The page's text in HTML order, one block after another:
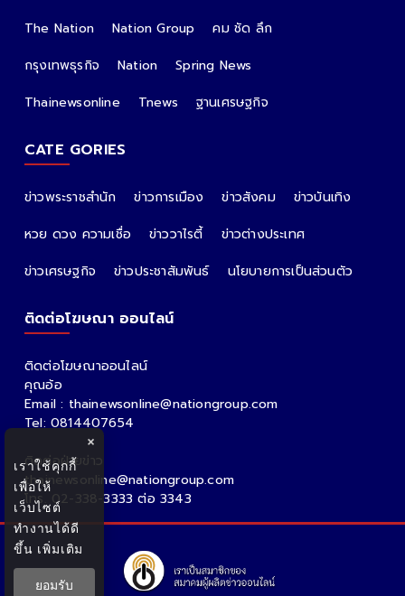
The Nation Nation Group
คม ชัด ลึก
กรุงเทพธุรกิจ
Nation
Spring News
Thainewsonline
Tnews ฐานเศรษฐกิจ
CATE GORIES
ข่าวพระราชสำนัก ข่าวการเมือง ข่าวสังคม
ข่าวบันเทิง
หวย ดวง ความเชื่อ
ข่าววาไรตี้
ข่าวต่างประเทศ
ข่าวเศรษฐกิจ
ข่าวประชาสัมพันธ์ นโยบายการเป็นส่วนตัว
ติดต่อโฆษณา ออนไลน์
ติดต่อโฆษณาออนไลน์
คุณอ้อ
Email : thainewsonline@nationgroup.com
Tel: 0814407654
ติดต่อฝ่ายข่าว
thainewsonline@nationgroup.com
โทร. 02-338-3333 ต่อ 3343
×
เราใช้คุกกี้
เพื่อให้
เว็บไซต์
ทำงานได้ดี
ขึ้น เพิ่มเติม
ยอมรับ